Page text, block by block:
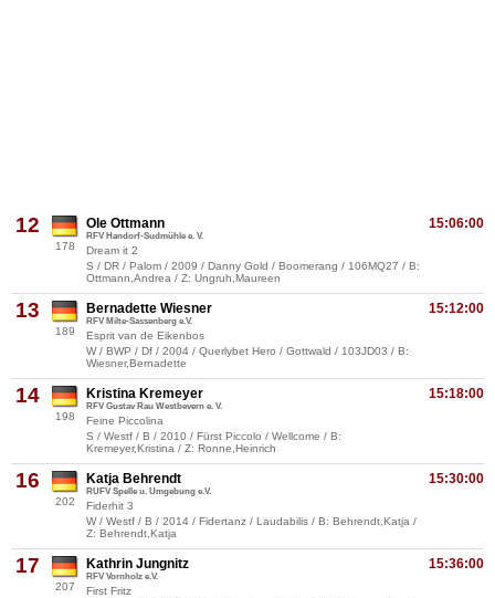
12
178
15:06:00
Ole Ottmann
RFV Handorf-Sudmühle e. V.
Dream it 2
S / DR / Palom / 2009 / Danny Gold / Boomerang / 106MQ27 / B:
Ottmann,Andrea / Z: Ungruh,Maureen
13
189
15:12:00
Bernadette Wiesner
RFV Milte-Sassenberg e.V.
Esprit van de Eikenbos
W / BWP / Df / 2004 / Querlybet Hero / Gottwald / 103JD03 / B:
Wiesner,Bernadette
14
198
15:18:00
Kristina Kremeyer
RFV Gustav Rau Westbevern e. V.
Feine Piccolina
S / Westf / B / 2010 / Fürst Piccolo / Wellcome / B:
Kremeyer,Kristina / Z: Ronne,Heinrich
16
202
15:30:00
Katja Behrendt
RUFV Spelle u. Umgebung e.V.
Fiderhit 3
W / Westf / B / 2014 / Fidertanz / Laudabilis / B: Behrendt,Katja /
Z: Behrendt,Katja
17
207
15:36:00
Kathrin Jungnitz
RFV Vornholz e.V.
First Fritz